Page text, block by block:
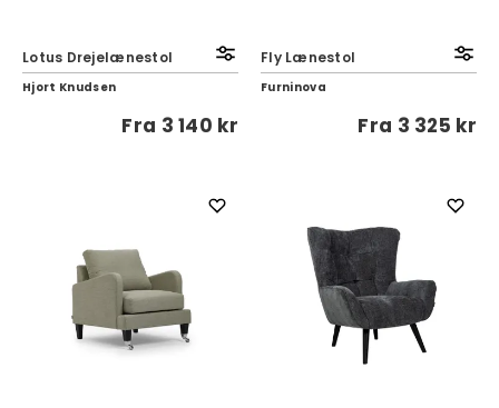
Lotus Drejelænestol
Hjort Knudsen
Fra 3 140 kr
Fly Lænestol
Furninova
Fra 3 325 kr